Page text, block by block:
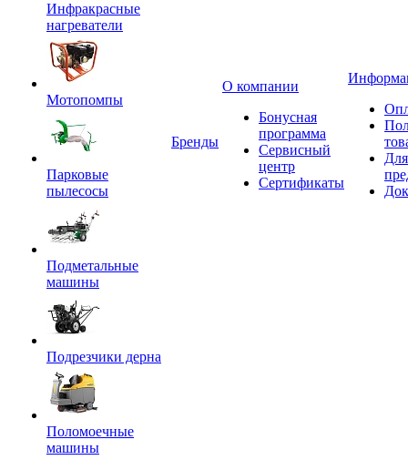
Инфракрасные
нагреватели
Мотопомпы
Парковые
пылесосы
Подметальные
машины
Подрезчики дерна
Поломоечные
машины
Бренды
О компании
Бонусная
программа
Сервисный
центр
Сертификаты
Для